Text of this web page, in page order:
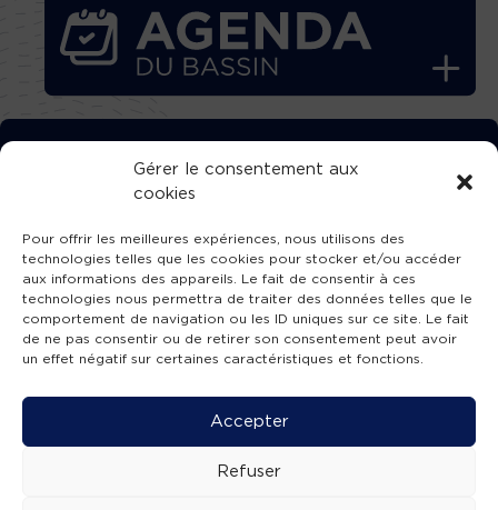
Gérer le consentement aux
cookies
Pour offrir les meilleures expériences, nous utilisons des
technologies telles que les cookies pour stocker et/ou accéder
aux informations des appareils. Le fait de consentir à ces
technologies nous permettra de traiter des données telles que le
comportement de navigation ou les ID uniques sur ce site. Le fait
de ne pas consentir ou de retirer son consentement peut avoir
un effet négatif sur certaines caractéristiques et fonctions.
Accepter
Refuser
TÉLÉCHARGEZ GRATUITEMENT
L’APPLICATION TVBA !
SUIVEZ-NOUS !
Mentions légales -Accessibilité